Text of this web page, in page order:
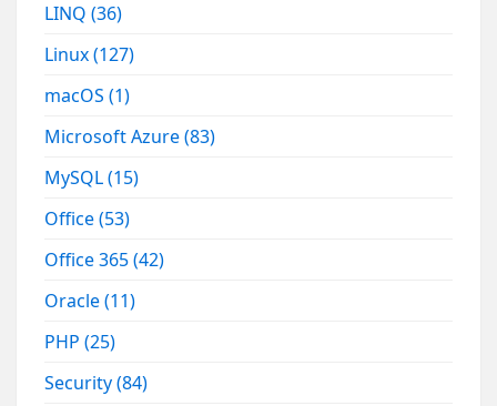
LINQ(36)
Linux(127)
macOS(1)
Microsoft Azure(83)
MySQL(15)
Office(53)
Office 365(42)
Oracle(11)
PHP(25)
Security(84)